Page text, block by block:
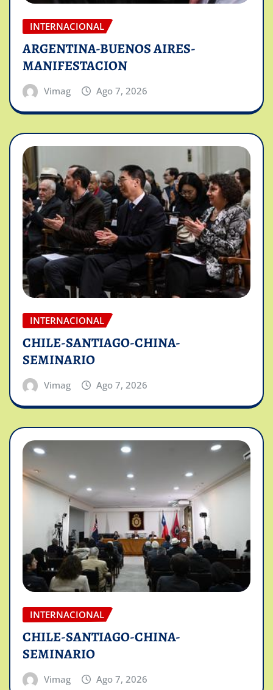
INTERNACIONAL
ARGENTINA-BUENOS AIRES-
MANIFESTACION
Vimag Ago 7, 2026
INTERNACIONAL
CHILE-SANTIAGO-CHINA-
SEMINARIO
Vimag Ago 7, 2026
INTERNACIONAL
CHILE-SANTIAGO-CHINA-
SEMINARIO
Vimag Ago 7, 2026